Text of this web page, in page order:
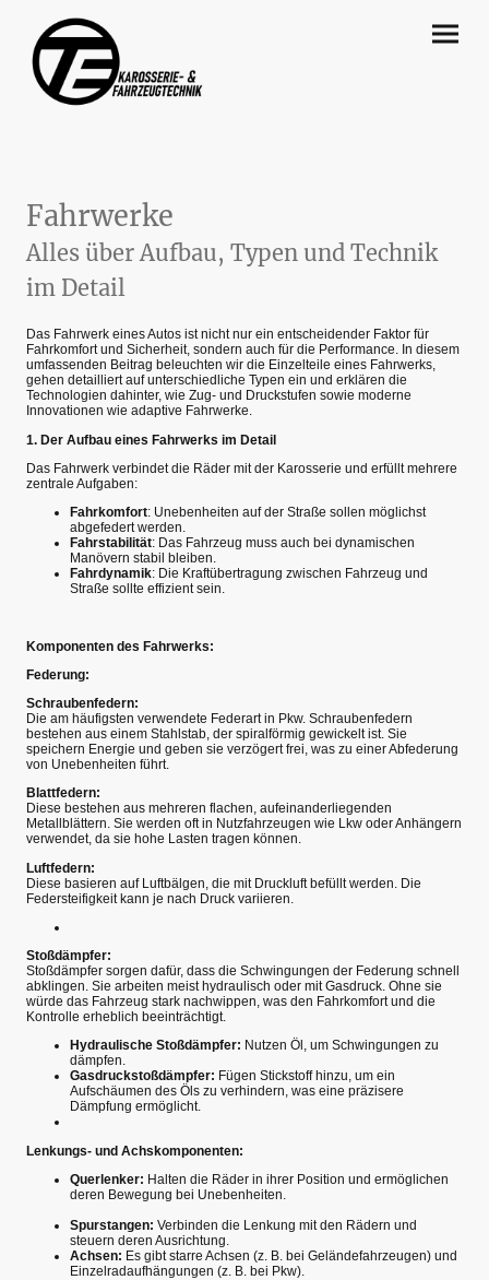
Fahrwerke
Alles über Aufbau, Typen und Technik
im Detail
Das Fahrwerk eines Autos ist nicht nur ein entscheidender Faktor für
Fahrkomfort und Sicherheit, sondern auch für die Performance. In diesem
umfassenden Beitrag beleuchten wir die Einzelteile eines Fahrwerks,
gehen detailliert auf unterschiedliche Typen ein und erklären die
Technologien dahinter, wie Zug- und Druckstufen sowie moderne
Innovationen wie adaptive Fahrwerke.
1. Der Aufbau eines Fahrwerks im Detail
Das Fahrwerk verbindet die Räder mit der Karosserie und erfüllt mehrere
zentrale Aufgaben:
Fahrkomfort: Unebenheiten auf der Straße sollen möglichst
abgefedert werden.
Fahrstabilität: Das Fahrzeug muss auch bei dynamischen
Manövern stabil bleiben.
Fahrdynamik: Die Kraftübertragung zwischen Fahrzeug und
Straße sollte effizient sein.
Komponenten des Fahrwerks:
Federung:
Schraubenfedern:
Die am häufigsten verwendete Federart in Pkw. Schraubenfedern
bestehen aus einem Stahlstab, der spiralförmig gewickelt ist. Sie
speichern Energie und geben sie verzögert frei, was zu einer Abfederung
von Unebenheiten führt.
Blattfedern:
Diese bestehen aus mehreren flachen, aufeinanderliegenden
Metallblättern. Sie werden oft in Nutzfahrzeugen wie Lkw oder Anhängern
verwendet, da sie hohe Lasten tragen können.
Luftfedern:
Diese basieren auf Luftbälgen, die mit Druckluft befüllt werden. Die
Federsteifigkeit kann je nach Druck variieren.
Stoßdämpfer:
Stoßdämpfer sorgen dafür, dass die Schwingungen der Federung schnell
abklingen. Sie arbeiten meist hydraulisch oder mit Gasdruck. Ohne sie
würde das Fahrzeug stark nachwippen, was den Fahrkomfort und die
Kontrolle erheblich beeinträchtigt.
Hydraulische Stoßdämpfer: Nutzen Öl, um Schwingungen zu
dämpfen.
Gasdruckstoßdämpfer: Fügen Stickstoff hinzu, um ein
Aufschäumen des Öls zu verhindern, was eine präzisere
Dämpfung ermöglicht.
Lenkungs- und Achskomponenten:
Querlenker: Halten die Räder in ihrer Position und ermöglichen
deren Bewegung bei Unebenheiten.
Spurstangen: Verbinden die Lenkung mit den Rädern und
steuern deren Ausrichtung.
Achsen: Es gibt starre Achsen (z. B. bei Geländefahrzeugen) und
Einzelradaufhängungen (z. B. bei Pkw).